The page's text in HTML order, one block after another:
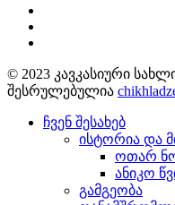
© 2023 კავკასიური
შესრულებულია
ჩვენ შესახებ
ისტორია და
ოთარ
ანიკო
გამგეობა